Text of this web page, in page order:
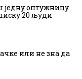
оптужницу
20 људи
или не зна да